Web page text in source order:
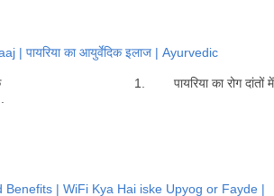
| पायरिया का आयुर्वेदिक इलाज | Ayurvedic
के तरीके 1. पायरिया का रोग दांतों में
Benefits | WiFi Kya Hai iske Upyog or Fayde |